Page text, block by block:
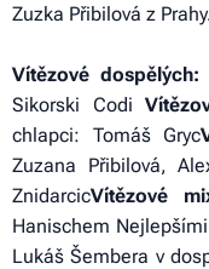
Zuzka Přibilová z Prahy.
Vítězové dospělých:
Sikorski Codi
chlapci: Tomáš Gryc
Zuzana Přibilová,
ZnidarcicVítězové
Hanischem
Lukáš Šembera v